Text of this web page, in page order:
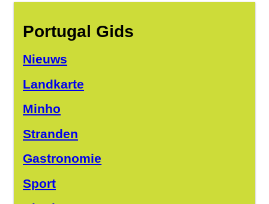
Portugal Gids
Nieuws
Landkarte
Minho
Stranden
Gastronomie
Sport